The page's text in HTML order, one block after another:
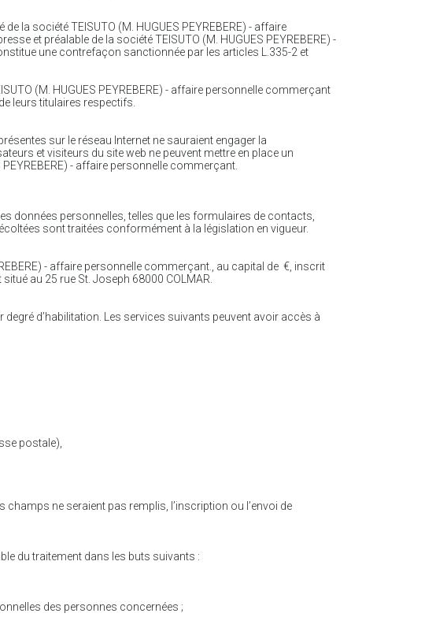
la société TEISUTO (M. HUGUES PEYREBERE) - affaire
et préalable de la société TEISUTO (M. HUGUES PEYREBERE) -
une contrefaçon sanctionnée par les articles L.335-2 et
(M. HUGUES PEYREBERE) - affaire personnelle commerçant
leurs titulaires respectifs.
sur le réseau Internet ne sauraient engager la
et visiteurs du site web ne peuvent mettre en place un
- affaire personnelle commerçant.
données personnelles, telles que les formulaires de contacts,
sont traitées conformément à la législation en vigueur.
- affaire personnelle commerçant., au capital de €, inscrit
au 25 rue St. Joseph 68000 COLMAR.
d’habilitation. Les services suivants peuvent avoir accès à
postale),
ne seraient pas remplis, l’inscription ou l’envoi de
du traitement dans les buts suivants :
des personnes concernées ;